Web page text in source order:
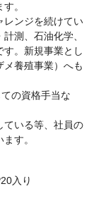
。
レンジを続けてい
測、石油化学、
。新規事業とし
養殖事業）へも
の資格手当な
ている等、社員の
す。
入り